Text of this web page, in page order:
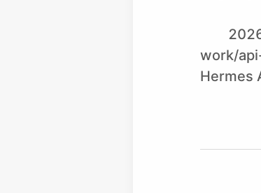
work/
Hermes